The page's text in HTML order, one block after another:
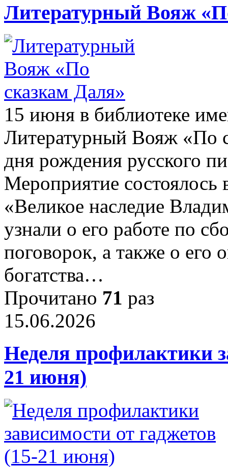
Литературный Вояж
15 июня в библиотеке
Литературный Вояж «По
дня рождения русского
Мероприятие состоялось
«Великое наследие
узнали о его работе по
поговорок, а также о его
богатства…
Прочитано 71 раз
15.06.2026
Неделя профилактики
21 июня)